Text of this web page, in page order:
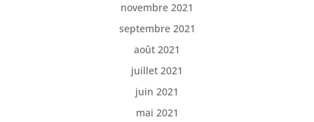
novembre 2021
septembre 2021
août 2021
juillet 2021
juin 2021
mai 2021